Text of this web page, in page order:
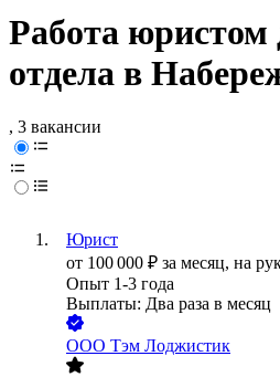
Работа юристом
отдела в
, 3 вакансии
Юрист
от 100 000 ₽ за месяц, на
Опыт 1-3 года
Выплаты: Два раза в месяц
ООО Тэм Лоджистик